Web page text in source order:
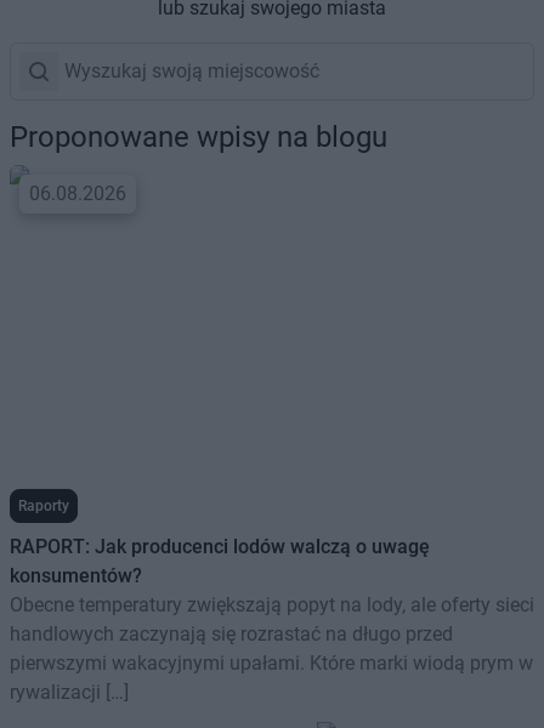
lub szukaj swojego miasta
Proponowane wpisy na blogu
06.08.2026
Raporty
RAPORT: Jak producenci lodów walczą o uwagę
konsumentów?
Obecne temperatury zwiększają popyt na lody, ale oferty sieci
handlowych zaczynają się rozrastać na długo przed
pierwszymi wakacyjnymi upałami. Które marki wiodą prym w
rywalizacji […]